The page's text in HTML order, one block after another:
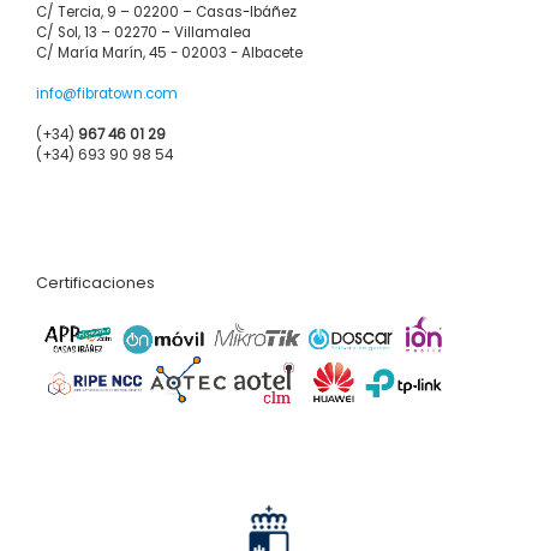
C/ Tercia, 9 – 02200 – Casas-Ibáñez
C/ Sol, 13 – 02270 – Villamalea
C/ María Marín, 45 - 02003 - Albacete
info@fibratown.com
(+34) 967 46 01 29
(+34) 693 90 98 54
Certificaciones